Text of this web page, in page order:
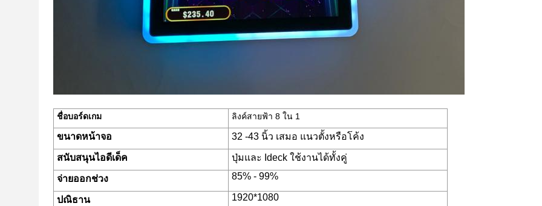
ชื่อบอร์ดเกม ลิงค์สายฟ้า 8 ใน 1
ขนาดหน้าจอ 32 -43 นิ้ว เสมอ แนวตั้งหรือโค้ง
สนับสนุนไอดีเด็ค ปุ่มและ Ideck ใช้งานได้ทั้งคู่
จ่ายออกช่วง 85% - 99%
ปณิธาน 1920*1080